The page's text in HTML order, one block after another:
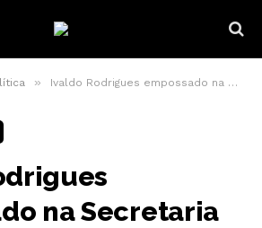
» Ivaldo Rodrigues empossado na Secretaria Municipal de Agricultura
na Secretaria